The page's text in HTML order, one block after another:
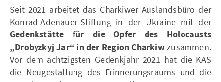
Seit 2021 arbeitet das Charkiwer Auslandsbüro der
Konrad-Adenauer-Stiftung in der Ukraine mit der
Gedenkstätte für die Opfer des Holocausts
„Drobyzkyj Jar“ in der Region Charkiwzusammen.
Vor dem achtzigsten Gedenkjahr 2021 hat die KAS
die Neugestaltung des Erinnerungsraums und die